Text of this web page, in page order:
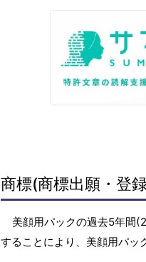
商標(商標出願・登
美顔用パックの過去5年間
することにより、美顔用パッ